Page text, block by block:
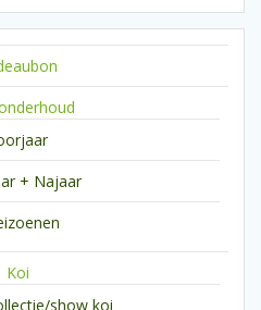
+ Najaar
Koi
show koi